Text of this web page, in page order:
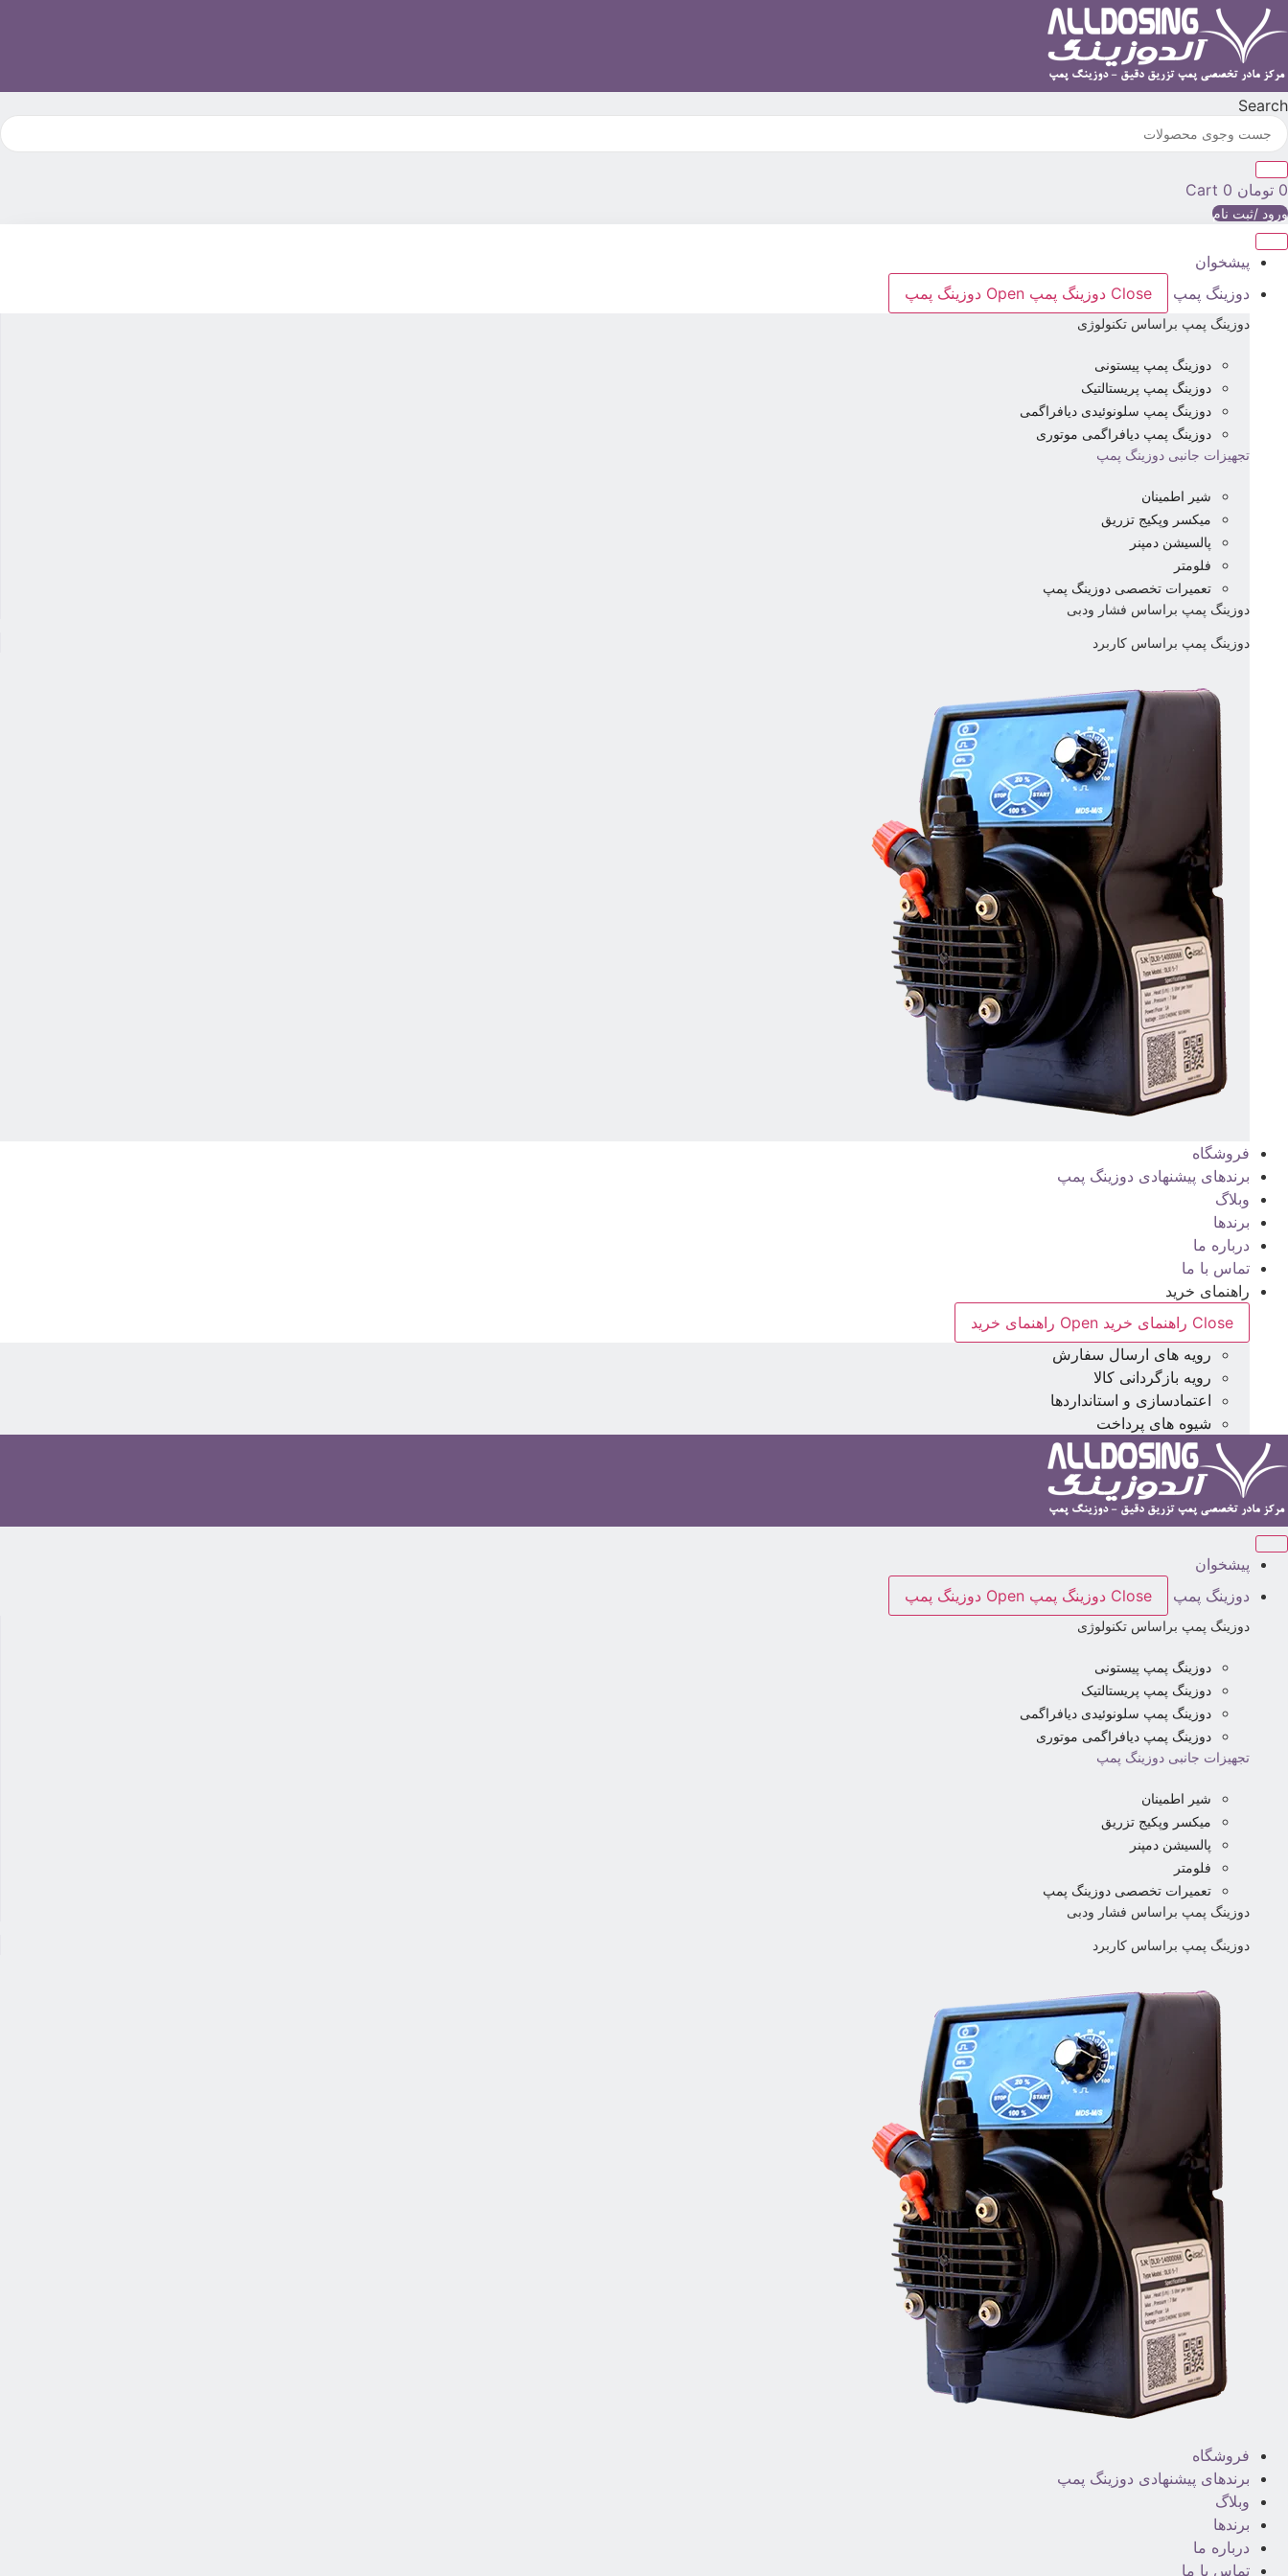
پرش
به
Search
0 تومان 0
Cart
ورود /ثبت نام
پیشخوان
دوزینگ پمپ
Close دوزینگ پمپ Open دوزینگ پمپ
دوزینگ پمپ براساس تکنولوژی
دوزینگ پمپ پیستونی
دوزینگ پمپ پریستالتیک
دوزینگ پمپ سلونوئیدی دیافراگمی
دوزینگ پمپ دیافراگمی موتوری
تجهیزات جانبی دوزینگ پمپ
شیر اطمینان
میکسر وپکیج تزریق
پالسیشن دمپنر
فلومتر
تعمیرات تخصصی دوزینگ پمپ
دوزینگ پمپ براساس فشار ودبی
دوزینگ پمپ براساس کاربرد
فروشگاه
برندهای پیشنهادی دوزینگ پمپ
وبلاگ
برندها
درباره ما
تماس با ما
راهنمای خرید
Close راهنمای خرید
Open راهنمای خرید
رویه های ارسال سفارش
رویه بازگردانی کالا
اعتمادسازی و استانداردها
شیوه های پرداخت
پیشخوان
دوزینگ پمپ
Close دوزینگ پمپ Open دوزینگ پمپ
دوزینگ پمپ براساس تکنولوژی
دوزینگ پمپ پیستونی
دوزینگ پمپ پریستالتیک
دوزینگ پمپ سلونوئیدی دیافراگمی
دوزینگ پمپ دیافراگمی موتوری
تجهیزات جانبی دوزینگ پمپ
شیر اطمینان
میکسر وپکیج تزریق
پالسیشن دمپنر
فلومتر
تعمیرات تخصصی دوزینگ پمپ
دوزینگ پمپ براساس فشار ودبی
دوزینگ پمپ براساس کاربرد
فروشگاه
برندهای پیشنهادی دوزینگ پمپ
وبلاگ
برندها
درباره ما
تماس با ما